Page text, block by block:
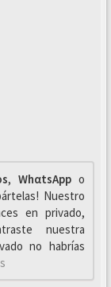
, WhαtsAppo
Nuestro
en privado,
nuestra
no habrías